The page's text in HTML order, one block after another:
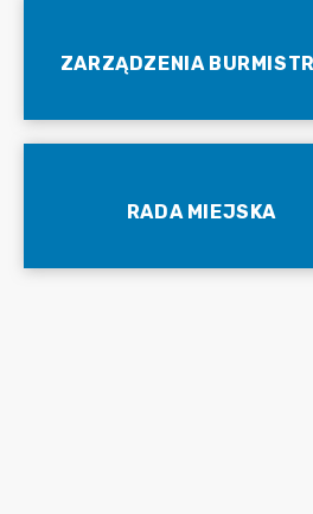
ZARZĄDZENIA
RADA MIEJSKA